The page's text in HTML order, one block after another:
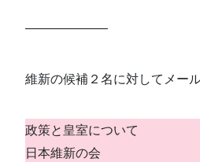
——————–
維新の候補２名に対してメー
政策と皇室について
日本維新の会